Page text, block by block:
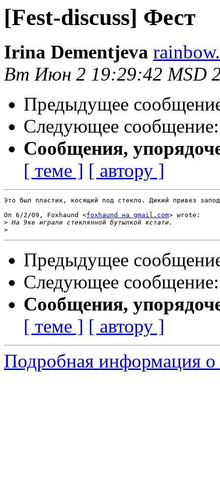
[Fest-discuss] Фест
Irina Dementjeva
Вт Июн 2 19:29:42 MSD
Предыдущее
Следующее
Сообщения,
[ теме ] [ автору ]
Это был пластик, косящий под стекло. Дикий привез
On 6/2/09, Foxhaund <foxhaund на gmail.com> wrote:
>
>
Предыдущее
Следующее
Сообщения,
[ теме ] [ автору ]
Подробная информация о